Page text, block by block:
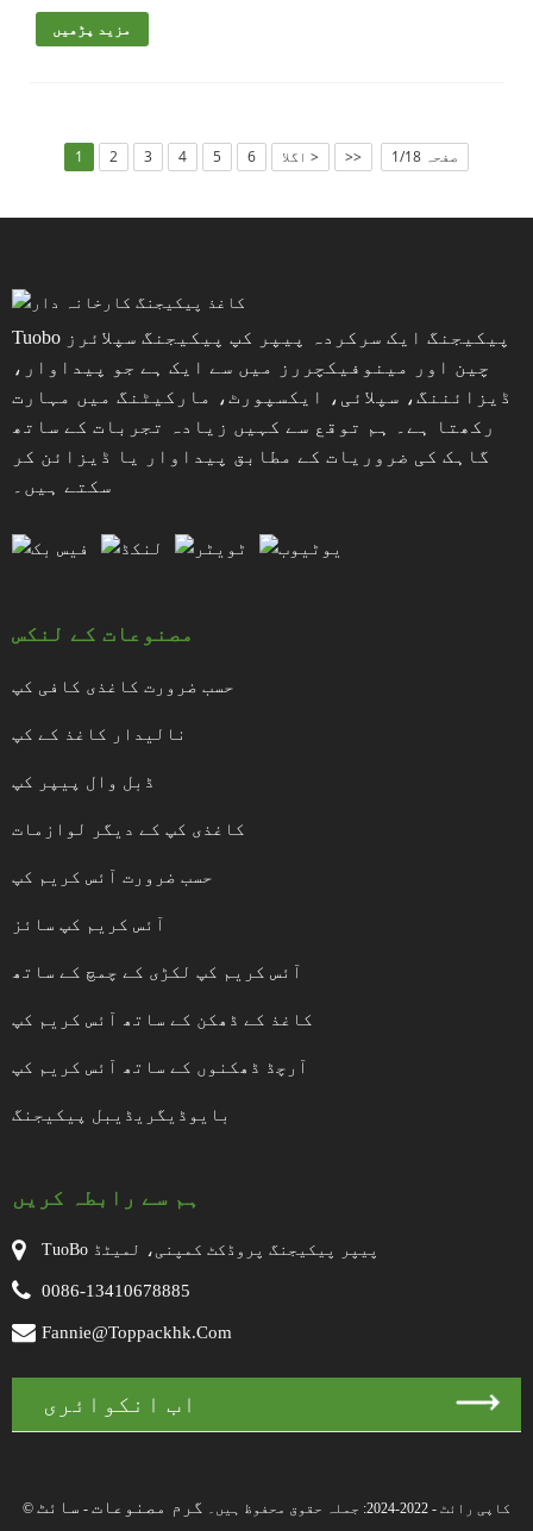
مزید پڑھیں
1 2 3 4 5 6 اگلا > >> صفحہ 1/18
Tuobo پیکیجنگ ایک سرکردہ پیپر کپ پیکیجنگ سپلائرز
چین اور مینوفیکچررز میں سے ایک ہے جو پیداوار،
ڈیزائننگ، سپلائی، ایکسپورٹ، مارکیٹنگ میں مہارت
رکھتا ہے۔ ہم توقع سے کہیں زیادہ تجربات کے ساتھ
گاہک کی ضروریات کے مطابق پیداوار یا ڈیزائن کر
سکتے ہیں۔
مصنوعات کے لنکس
حسب ضرورت کاغذی کافی کپ
نالیدار کاغذ کے کپ
ڈبل وال پیپر کپ
کاغذی کپ کے دیگر لوازمات
حسب ضرورت آئس کریم کپ
آئس کریم کپ سائز
آئس کریم کپ لکڑی کے چمچ کے ساتھ
کاغذ کے ڈھکن کے ساتھ آئس کریم کپ
آرچڈ ڈھکنوں کے ساتھ آئس کریم کپ
بایوڈیگریڈیبل پیکیجنگ
ہم سے رابطہ کریں
TuoBo پیپر پیکیجنگ پروڈکٹ کمپنی، لمیٹڈ
0086-13410678885
Fannie@toppackhk.com
اب انکوائری
© کاپی رائٹ - 2022-2024: جملہ حقوق محفوظ ہیں۔ گرم مصنوعات - سائٹ